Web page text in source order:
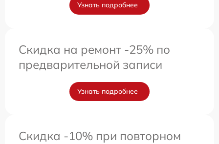
Узнать подробнее
Скидка на ремонт -25% по
предварительной записи
Узнать подробнее
Скидка -10% при повторном